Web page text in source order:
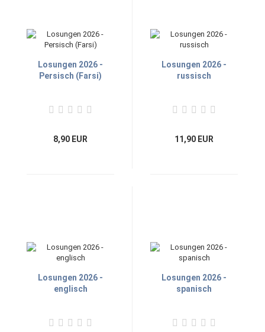
Losungen 2026 -
Persisch (Farsi)
8,90 EUR
Losungen 2026 -
russisch
11,90 EUR
Losungen 2026 -
englisch
Losungen 2026 -
spanisch